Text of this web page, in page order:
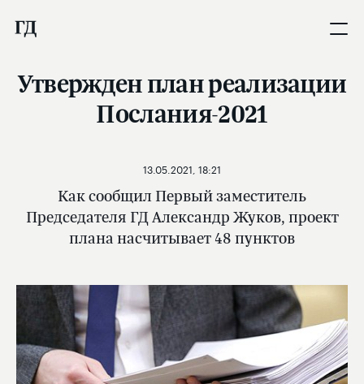
Утвержден план реализации
Послания-2021
Как сообщил Первый заместитель
Председателя ГД Александр Жуков, проект
плана насчитывает 48 пунктов
13.05.2021, 18:21